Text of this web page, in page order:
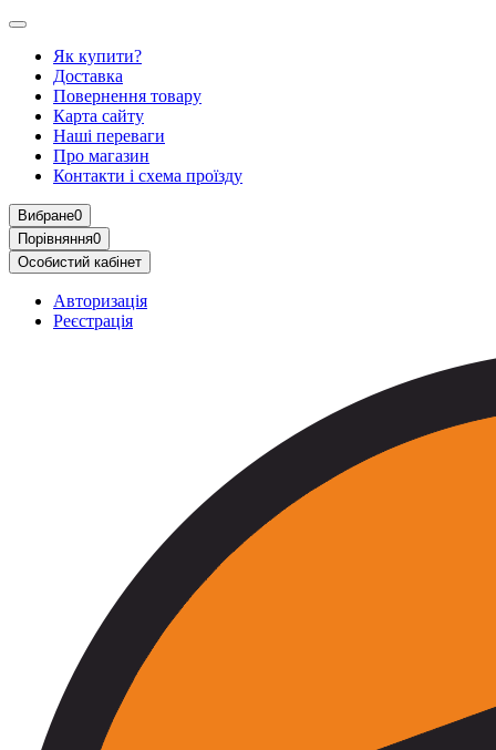
Як купити?
Доставка
Повернення товару
Карта сайту
Наші переваги
Про магазин
Контакти і схема проїзду
Вибране0
Порівняння0
Особистий кабінет
Авторизація
Реєстрація